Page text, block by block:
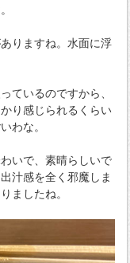
りますね。水面に浮
ているのですから、
り感じられるくらい
わな。
いで、素晴らしいで
汁感を全く邪魔しま
ましたね。